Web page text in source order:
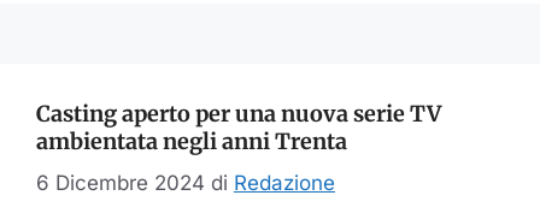
Casting aperto per una nuova serie TV
ambientata negli anni Trenta
6 Dicembre 2024 di Redazione